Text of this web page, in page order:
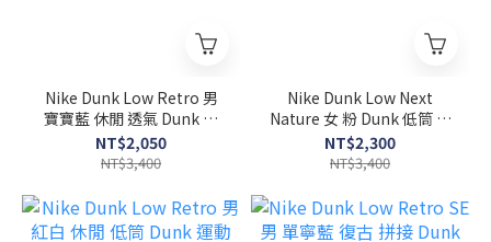
Nike Dunk Low Retro 男
寶寶藍 休閒 透氣 Dunk 皮
革 低筒 運動 休閒鞋
HF5441-103
NT$2,050
NT$3,400
Nike Dunk Low Next
Nature 女 粉 Dunk 低筒 皮
革 透氣 休閒鞋 DD1873-
112
NT$2,300
NT$3,400